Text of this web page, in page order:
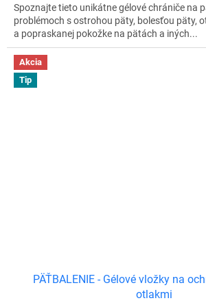
Spoznajte tieto unikátne gélové chrániče na
problémoch s ostrohou päty, bolesťou päty,
a popraskanej pokožke na pätách a iných...
Akcia
Tip
PÄŤBALENIE - Gélové vložky na
otlakmi